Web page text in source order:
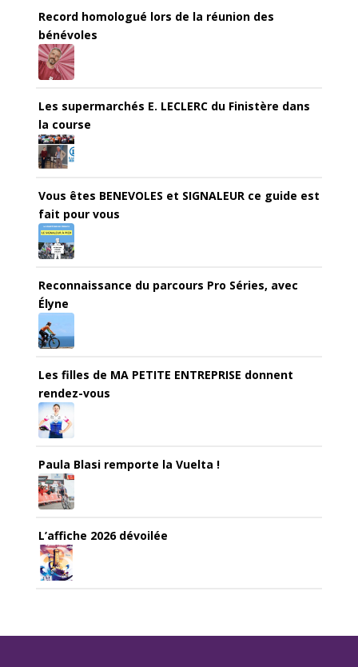
Record homologué lors de la réunion des
bénévoles
Les supermarchés E. LECLERC du Finistère dans
la course
Vous êtes BENEVOLES et SIGNALEUR ce guide est
fait pour vous
Reconnaissance du parcours Pro Séries, avec
Élyne
Les filles de MA PETITE ENTREPRISE donnent
rendez-vous
Paula Blasi remporte la Vuelta !
L’affiche 2026 dévoilée